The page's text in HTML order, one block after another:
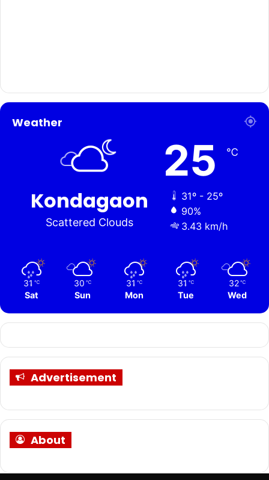
Weather
Kondagaon
Scattered Clouds
25 ℃
31º - 25º
90%
3.43 km/h
31 ℃
Sat
30 ℃
Sun
31 ℃
Mon
31 ℃
Tue
32 ℃
Wed
Advertisement
About